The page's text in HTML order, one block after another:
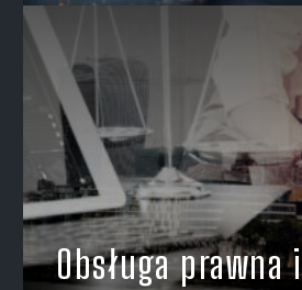
Obsługa prawna i